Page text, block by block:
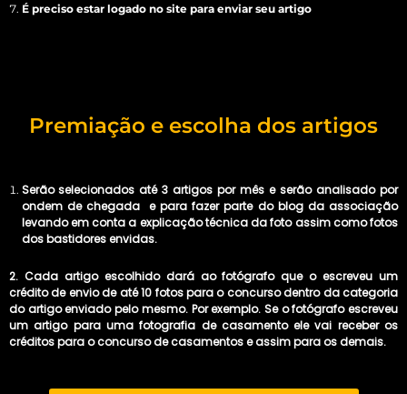
É preciso estar logado no site para enviar seu artigo
Premiação e escolha dos artigos
Serão selecionados até 3 artigos por mês e serão analisado por
ondem de chegada e para fazer parte do blog da associação
levando em conta a explicação técnica da foto assim como fotos
dos bastidores envidas.
2. Cada artigo escolhido dará ao fotógrafo que o escreveu um
crédito de envio de até 10 fotos para o concurso dentro da categoria
do artigo enviado pelo mesmo. Por exemplo. Se o fotógrafo escreveu
um artigo para uma fotografia de casamento ele vai receber os
créditos para o concurso de casamentos e assim para os demais.